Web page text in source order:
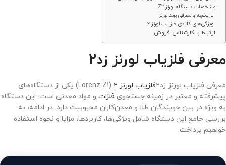
مشخصات دستگاه لورنز Z2
تاریخچه و معرفی برند لورنز
ویژگی‌های کلیدی فلزیاب لورنز ۲
ارتباط با کارشناس فروش
معرفی فلزیاب لورنز زد۲
معرفی فلزیاب لورنز زد۲ فلزیاب لورنز ۲
(Lorenz Z1) یکی از دستگاه‌های
پیشرفته و معتبر در زمینه جستجوی فلزات و مواد معدنی است. این دستگاه
به ویژه در بین جویندگان طلا و معدن‌کاران محبوبیت دارد. در ادامه، به
بررسی جامع این دستگاه شامل ویژگی‌ها، کاربردها، مزایا و نحوه استفاده
خواهیم پرداخت.